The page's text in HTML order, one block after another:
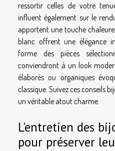
ressortir celles de votre
influent également sur le
apportent une touche
blanc offrent une élégance
forme des pièces
conviendront à un look
élaborés ou organiques
classique. Suivez ces conseils
un véritable atout charme.
L'entretien des
pour préserver